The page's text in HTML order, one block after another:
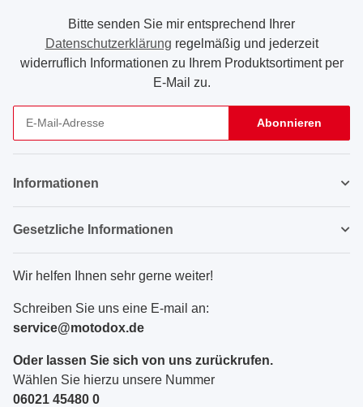
Bitte senden Sie mir entsprechend Ihrer
Datenschutzerklärung regelmäßig und jederzeit
widerruflich Informationen zu Ihrem Produktsortiment per
E-Mail zu.
Abonnieren
Informationen
Gesetzliche Informationen
Wir helfen Ihnen sehr gerne weiter!
Schreiben Sie uns eine E-mail an:
service@motodox.de
Oder lassen Sie sich von uns zurückrufen.
Wählen Sie hierzu unsere Nummer
06021 45480 0